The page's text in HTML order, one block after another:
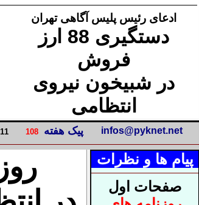
ادعای رئیس پلیس آگاهی تهران
دستگیری 88 ارز
فروش
در شبیخون نیروی
انتظامی
پیک هفته 108
11 infos@pyknet.net
پیام ها و نظرات
صفحات اول